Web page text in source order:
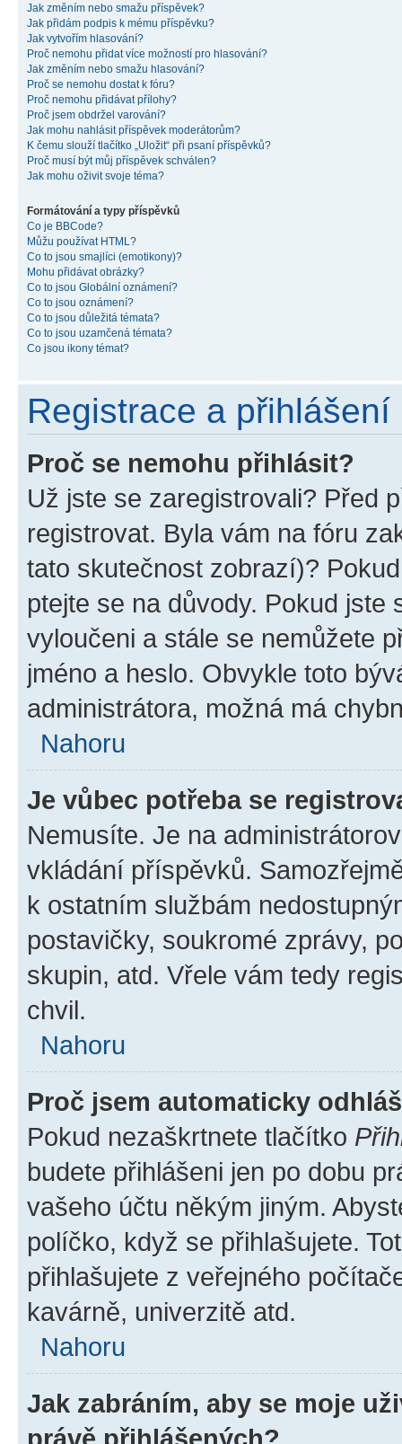
Jak změním nebo smažu příspěvek?
Jak přidám podpis k mému příspěvku?
Jak vytvořím hlasování?
Proč nemohu přidat více možností pro hlasování?
Jak změním nebo smažu hlasování?
Proč se nemohu dostat k fóru?
Proč nemohu přidávat přílohy?
Proč jsem obdržel varování?
Jak mohu nahlásit příspěvek moderátorům?
K čemu slouží tlačítko „Uložit“ při psaní příspěvků?
Proč musí být můj příspěvek schválen?
Jak mohu oživit svoje téma?
Formátování a typy příspěvků
Co je BBCode?
Můžu používat HTML?
Co to jsou smajlíci (emotikony)?
Mohu přidávat obrázky?
Co to jsou Globální oznámení?
Co to jsou oznámení?
Co to jsou důležitá témata?
Co to jsou uzamčená témata?
Co jsou ikony témat?
Registrace a přihlášení
Proč se nemohu přihlásit?
Už jste se zaregistrovali? Před
registrovat. Byla vám na fóru
tato skutečnost zobrazí)?
ptejte se na důvody. Pokud jste
vyloučeni a stále se nemůžete
jméno a heslo. Obvykle toto
administrátora, možná má
Nahoru
Je vůbec potřeba se
Nemusíte. Je na
vkládání příspěvků.
k ostatním službám
postavičky, soukromé zprávy,
skupin, atd. Vřele vám tedy
chvil.
Nahoru
Proč jsem automaticky
Pokud nezaškrtnete tlačítko
budete přihlášeni jen po dobu
vašeho účtu někým jiným.
políčko, když se přihlašujete.
přihlašujete z veřejného
kavárně, univerzitě atd.
Nahoru
Jak zabráním, aby se moje
právě přihlášených?